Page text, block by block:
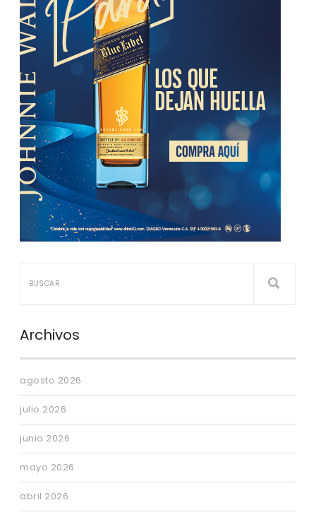
Archivos
agosto 2026
julio 2026
junio 2026
mayo 2026
abril 2026